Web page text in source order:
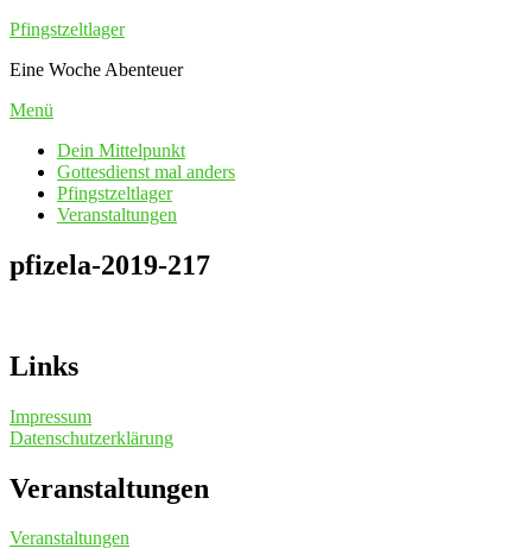
Zum
springen
Pfingstzeltlager
Eine Woche Abenteuer
Menü
Dein Mittelpunkt
Gottesdienst mal anders
Pfingstzeltlager
Veranstaltungen
pfizela-2019-217
Links
Impressum
Datenschutzerklärung
Veranstaltungen
Veranstaltungen